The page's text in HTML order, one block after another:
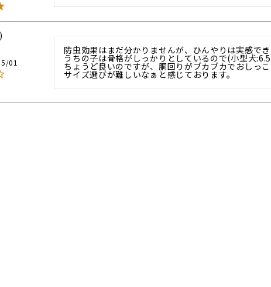
01
防虫効果はまだ分かりませんが、ひんやりは実感でき
うちの子は骨格がしっかりとしているので(小型犬
ちょうど良いのですが、胴回りがブカブカでおしっ
サイズ選びが難しいなぁと感じております。